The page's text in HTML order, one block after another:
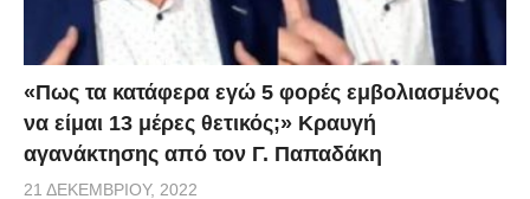
«Πως τα κατάφερα εγώ 5 φορές εμβoλιασμένος
να είμαι 13 μέρες θετικός;» Κραυγή
αγανάκτησης από τον Γ. Παπαδάκη
21 ΔΕΚΕΜΒΡΊΟΥ, 2022